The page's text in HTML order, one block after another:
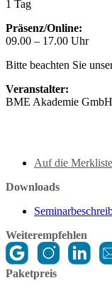
1 Tag
Präsenz/Online:
09.00 – 17.00 Uhr
Bitte beachten Sie
Veranstalter:
BME Akademie GmbH
Auf die Merkliste
Downloads
Weiterempfehlen
Paketpreis